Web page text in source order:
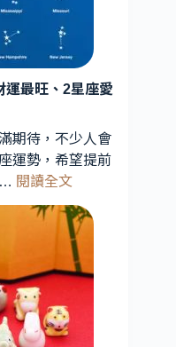
象
曝
象
專
解
量
運最旺、2星座愛
期待，不少人會
運勢，希望提前
… 閱讀全文:
日
星
座
運